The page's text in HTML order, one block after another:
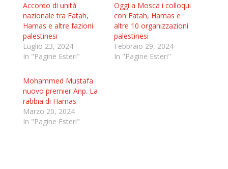
Accordo di unità
nazionale tra Fatah,
Hamas e altre fazioni
palestinesi
Luglio 23, 2024
In "Pagine Esteri"
Oggi a Mosca i colloqui
con Fatah, Hamas e
altre 10 organizzazioni
palestinesi
Febbraio 29, 2024
In "Pagine Esteri"
Mohammed Mustafa
nuovo premier Anp. La
rabbia di Hamas
Marzo 20, 2024
In "Pagine Esteri"